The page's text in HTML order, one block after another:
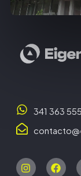
341 363